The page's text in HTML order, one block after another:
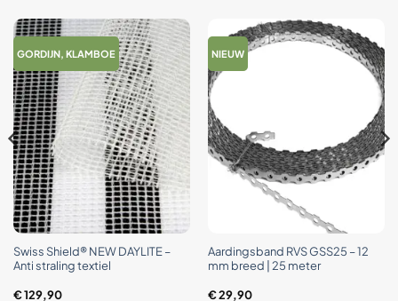
GORDIJN, KLAMBOE
Swiss Shield® NEW DAYLITE –
Anti straling textiel
€129,90
NIEUW
Aardingsband RVS GSS25 – 12
mm breed | 25 meter
€29,90